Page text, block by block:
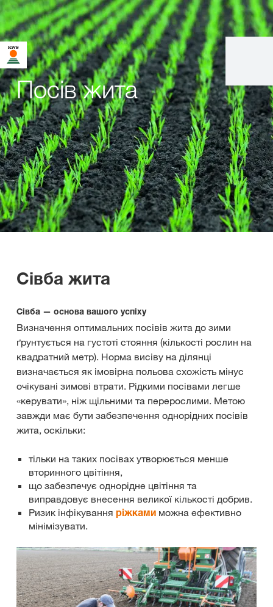
Посів жита
Сівба жита
Сівба — основа вашого успіху
Визначення оптимальних посівів жита до зими
ґрунтується на густоті стояння (кількості рослин на
квадратний метр). Норма висіву на ділянці
визначається як імовірна польова схожість мінус
очікувані зимові втрати. Рідкими посівами легше
«керувати», ніж щільними та перерослими. Метою
завжди має бути забезпечення однорідних посівів
жита, оскільки:
тільки на таких посівах утворюється менше
вторинного цвітіння,
що забезпечує однорідне цвітіння та
виправдовує внесення великої кількості добрив.
Ризик інфікування ріжками можна ефективно
мінімізувати.